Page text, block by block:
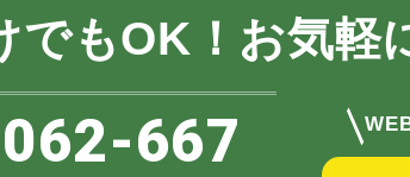
でもOK！お気軽
667 ＼